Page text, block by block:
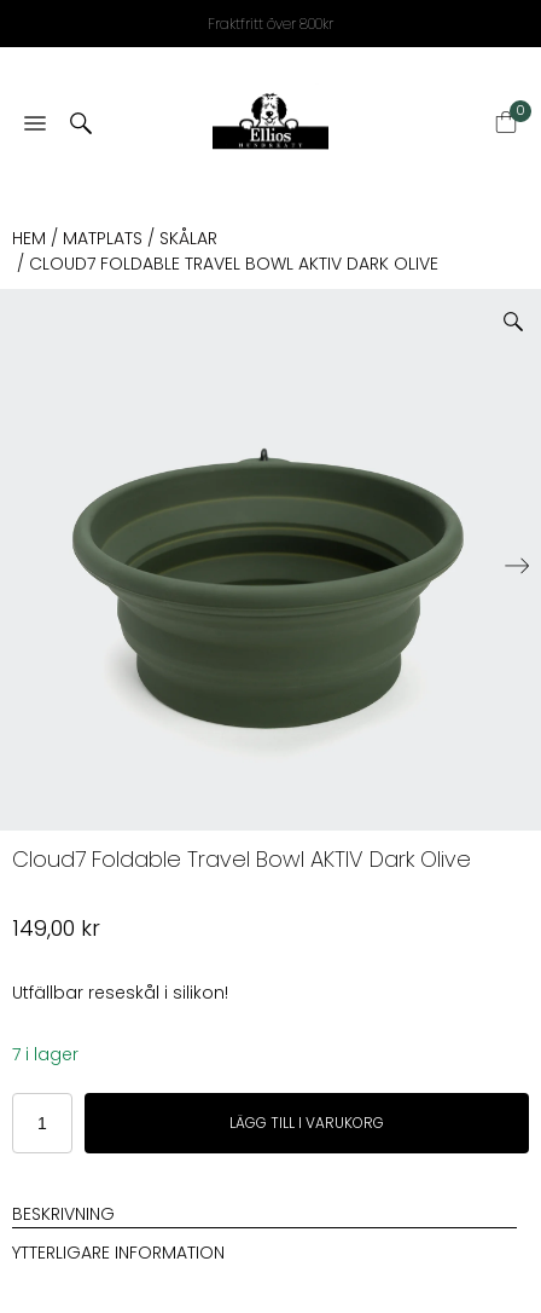
Fraktfritt över 800kr
0
HEM / MATPLATS / SKÅLAR
/ CLOUD7 FOLDABLE TRAVEL BOWL AKTIV DARK OLIVE
Cloud7 Foldable Travel Bowl AKTIV Dark Olive
149,00 kr
Utfällbar reseskål i silikon!
7 i lager
Cloud7
Foldable
Travel
AKTIV
Dark
Olive
LÄGG TILL I VARUKORG
BESKRIVNING
YTTERLIGARE INFORMATION